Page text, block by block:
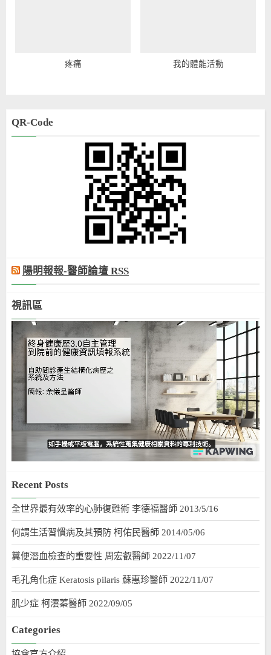
疼痛 我的體能活動
QR-Code
陽明報報-醫師論壇 RSS
視訊區
Recent Posts
全世界最有效率的心肺復甦術 李德福醫師 2013/5/16
何謂生活習慣病及其預防 柯佑民醫師 2014/05/06
糞便潛血檢查的重要性 周宏叡醫師 2022/11/07
毛孔角化症 Keratosis pilaris 蘇惠珍醫師 2022/11/07
肌少症 柯澐蓁醫師 2022/09/05
Categories